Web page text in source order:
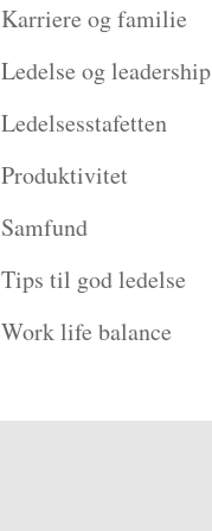
Karriere og familie
Ledelse og leadership
Ledelsesstafetten
Produktivitet
Samfund
Tips til god ledelse
Work life balance